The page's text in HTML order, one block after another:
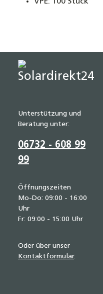
Unterstützung und
Beratung unter:
06732 - 608 99
99
Öffnungszeiten
Mo-Do: 09:00 - 16:00
Uhr
Fr: 09:00 - 15:00 Uhr
Oder über unser
Kontaktformular.